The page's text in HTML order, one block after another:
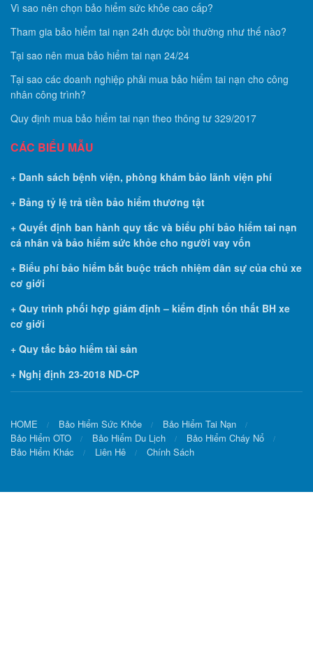
Vì sao nên chọn bảo hiểm sức khỏe cao cấp?
Tham gia bảo hiểm tai nạn 24h được bồi thường như thế nào?
Tại sao nên mua bảo hiểm tai nạn 24/24
Tại sao các doanh nghiệp phải mua bảo hiểm tai nạn cho công
nhân công trình?
Quy định mua bảo hiểm tai nạn theo thông tư 329/2017
CÁC BIỂU MẪU
+ Danh sách bệnh viện, phòng khám bảo lãnh viện phí
+ Bảng tỷ lệ trả tiền bảo hiểm thương tật
+ Quyết định ban hành quy tắc và biểu phí bảo hiểm tai nạn
cá nhân và bảo hiểm sức khỏe cho người vay vốn
+ Biểu phí bảo hiểm bắt buộc trách nhiệm dân sự của chủ xe
cơ giới
+ Quy trình phối hợp giám định – kiểm định tổn thất BH xe
cơ giới
+ Quy tắc bảo hiểm tài sản
+ Nghị định 23-2018 ND-CP
HOME Bảo Hiểm Sức Khỏe
Bảo Hiểm Tai Nạn
Bảo Hiểm OTO
Bảo Hiểm Du Lịch
Bảo Hiểm Cháy Nổ
Bảo Hiểm Khác
Liên Hê Chính Sách